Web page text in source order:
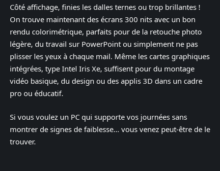
Côté affichage, finies les dalles ternes ou trop brillantes !
On trouve maintenant des écrans 300 nits avec un bon
rendu colorimétrique, parfaits pour de la retouche photo
légère, du travail sur PowerPoint ou simplement ne pas
plisser les yeux à chaque mail. Même les cartes graphiques
intégrées, type Intel Iris Xe, suffisent pour du montage
vidéo basique, du design ou des applis 3D dans un cadre
pro ou éducatif.
Si vous voulez un PC qui supporte vos journées sans
montrer de signes de faiblesse… vous venez peut-être de le
trouver.